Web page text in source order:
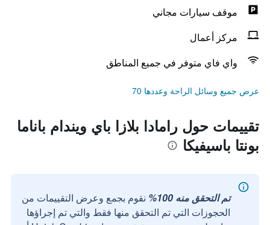
موقف سيارات مجاني
مركز أعمال
واي فاي متوفر في جميع المناطق
عرض جميع وسائل الراحة وعددها 70
تقييمات حول رامادا بلازا باي ويندام باناما
بونتا باسيفيكا
تم التحقق منه 100%
نقوم بجمع وعرض التقييمات من
الحجوزات التي تم التحقق منها فقط والتي تم إجراؤها